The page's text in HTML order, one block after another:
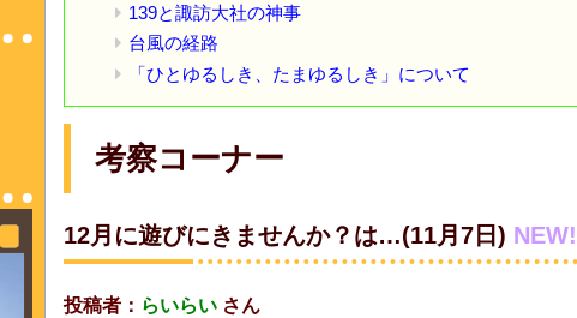
139と諏訪大社の神事
台風の経路
「ひとゆるしき、たまゆるしき」について
考察コーナー
12月に遊びにきませんか？は…(11月7日) NEW!
投稿者： らいらい さん